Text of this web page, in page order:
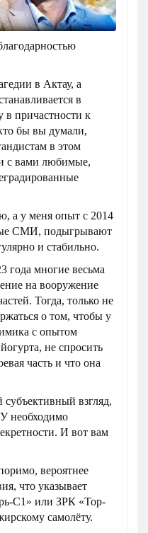
в Актау, а
в
в причастности к
бы вы думали,
в этом
с вами любимые,
а у меня опыт с 2014
СМИ, подыгрывают
и стабильно.
года многие весьма
на вооружение
Тогда, только не
о том, чтобы у
с опытом
не спросить
часть и что она
взгляд,
необходимо
И вот вам
вероятнее
что указывает
С1» или ЗРК «Тор-
самолёту.